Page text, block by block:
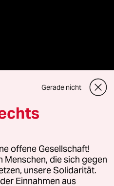
GmbH
Fragen oder für Genehmigungen
Gerade nicht
offene Gesellschaft!
Menschen, die sich gegen
unsere Solidarität.
Einnahmen aus